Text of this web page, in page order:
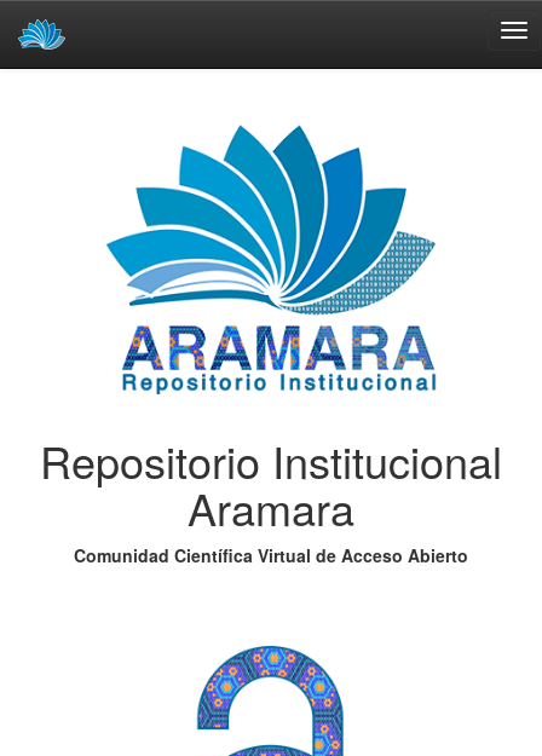
Repositorio Institucional
Aramara
Comunidad Científica Virtual de Acceso Abierto